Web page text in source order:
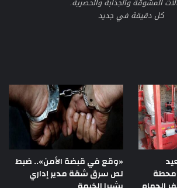
كل دقيقة في جديد
محطة
«وقع في قبضة الأمن».. ضبط
لص سرق شقة مدير إداري